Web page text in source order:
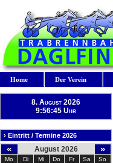
Home Der Verein
8. August 2026
9:56:45 Uhr
› Eintritt / Termine 2026
« August 2026 »
Mo Di Mi Do Fr Sa
So